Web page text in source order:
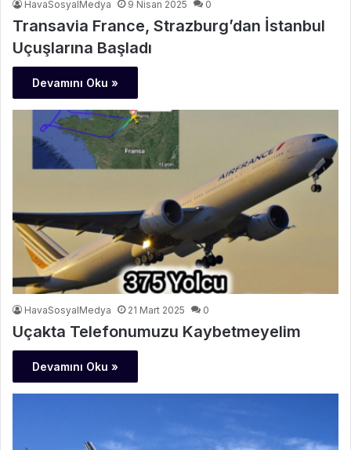
HavaSosyalMedya 9 Nisan 2025 0
Transavia France, Strazburg’dan İstanbul
Uçuşlarına Başladı
Devamını Oku »
HavaSosyalMedya 21 Mart 2025 0
Uçakta Telefonumuzu Kaybetmeyelim
Devamını Oku »